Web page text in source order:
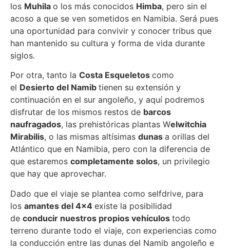
los Muhila o los más conocidos Himba, pero sin el
acoso a que se ven sometidos en Namibia. Será pues
una oportunidad para convivir y conocer tribus que
han mantenido su cultura y forma de vida durante
siglos.
Por otra, tanto la Costa Esqueletos como
el Desierto del Namib tienen su extensión y
continuación en el sur angoleño, y aquí podremos
disfrutar de los mismos restos de barcos
naufragados, las prehistóricas plantas Welwitchia
Mirabilis, o las mismas altísimas dunas a orillas del
Atlántico que en Namibia, pero con la diferencia de
que estaremos completamente solos, un privilegio
que hay que aprovechar.
Dado que el viaje se plantea como selfdrive, para
los amantes del 4×4 existe la posibilidad
de conducir nuestros propios vehículos todo
terreno durante todo el viaje, con experiencias como
la conducción entre las dunas del Namib angoleño e